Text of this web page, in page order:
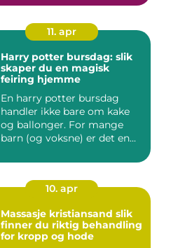
11. apr
Harry potter bursdag: slik
skaper du en magisk
feiring hjemme
En harry potter bursdag
handler ikke bare om kake
og ballonger. For mange
barn (og voksne) er det en...
10. apr
Massasje kristiansand slik
finner du riktig behandling
for kropp og hode